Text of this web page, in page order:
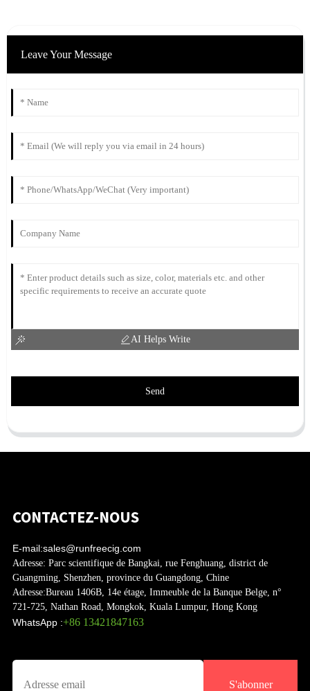
Leave Your Message
AI Helps Write
Send
CONTACTEZ-NOUS
E-mail:sales@runfreecig.com
Adresse: Parc scientifique de Bangkai, rue Fenghuang, district de
Guangming, Shenzhen, province du Guangdong, Chine
Adresse:Bureau 1406B, 14e étage, Immeuble de la Banque Belge, n°
721-725, Nathan Road, Mongkok, Kuala Lumpur, Hong Kong
WhatsApp :+86 13421847163
S'abonner